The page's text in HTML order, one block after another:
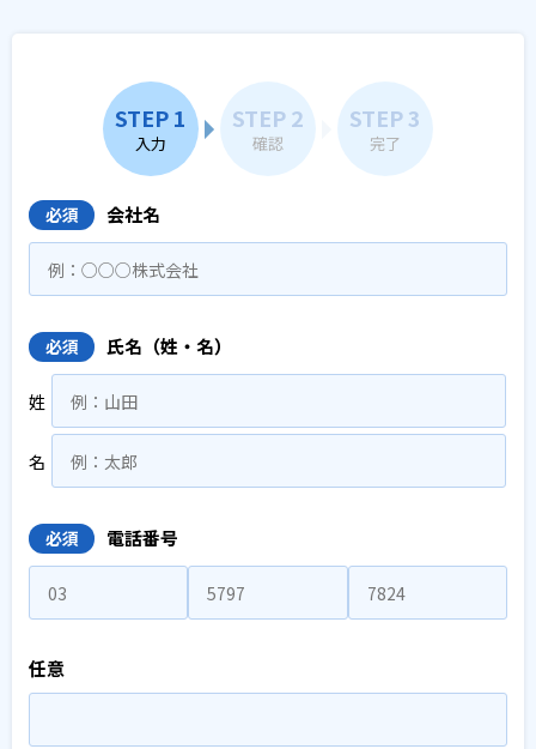
STEP 1
入力
STEP 2
確認
STEP 3
完了
必須 会社名
必須 氏名（姓・名）
姓
名
必須 電話番号
任意